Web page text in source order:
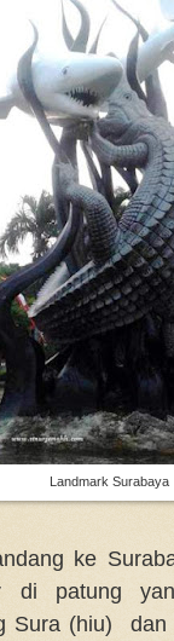
Landmark Surabaya
ke
di patung
Sura (hiu)